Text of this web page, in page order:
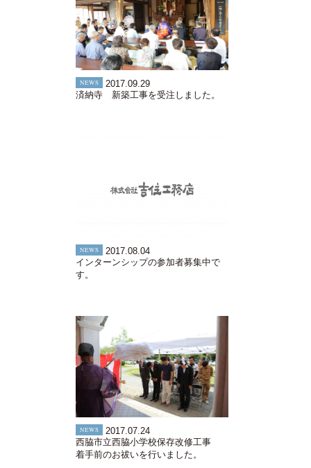
NEWS
2017.09.29
済納寺 新築工事を受注しました。
NEWS
2017.08.04
インターンシップの参加者募集中で
す。
NEWS
2017.07.24
西脇市立西脇小学校保存改修工事
着手前のお祓いを行いました。